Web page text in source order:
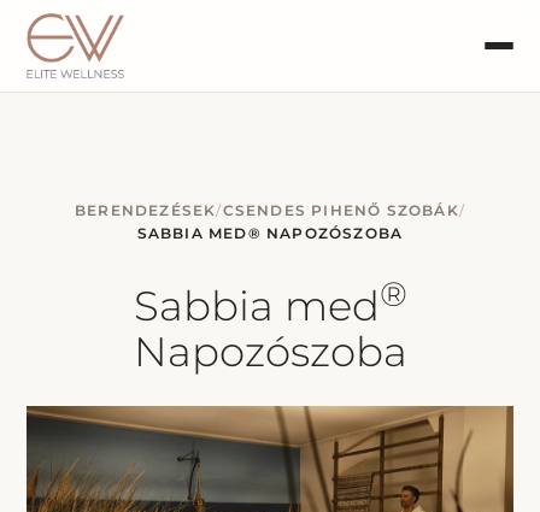
BERENDEZÉSEK/CSENDES PIHENŐ SZOBÁK/
SABBIA MED® NAPOZÓSZOBA
Sabbia med®
Napozószoba